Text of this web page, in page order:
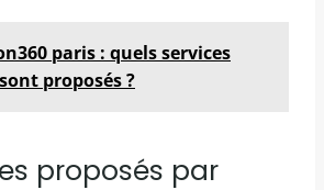
paris : quels services
proposés ?
proposés par